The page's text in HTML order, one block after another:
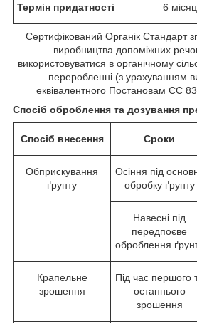
Термін придатності 6
Сертифікований Органік Стандарт
виробництва допоміжних
використовуватися в органічному
переробленні (з урахуванням
еквівалентного Постановам ЄС
Спосіб оброблення та дозування
Спосіб внесення Сроки
Обприскування
ґрунту
Осіння під
обробку ґрунту
Навесні під
передпоєве
оброблення
Крапельне
зрошення
Під час першого
останнього
зрошення